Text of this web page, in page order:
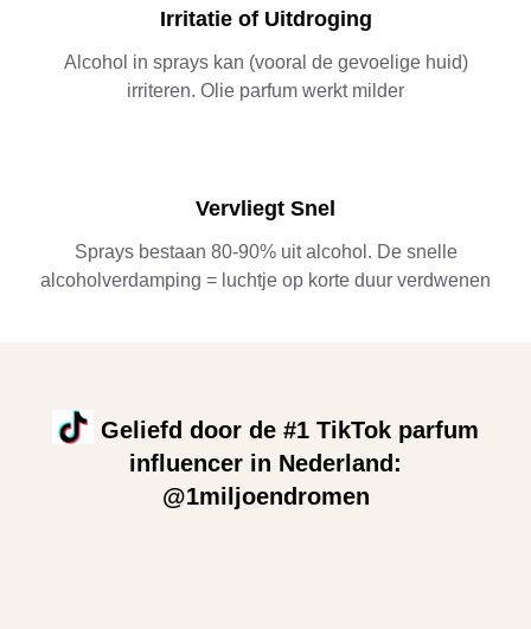
Irritatie of Uitdroging
Alcohol in sprays kan (vooral de gevoelige huid)
irriteren. Olie parfum werkt milder
Vervliegt Snel
Sprays bestaan 80-90% uit alcohol. De snelle
alcoholverdamping = luchtje op korte duur verdwenen
Geliefd door de #1 TikTok parfum
influencer in Nederland:
@1miljoendromen